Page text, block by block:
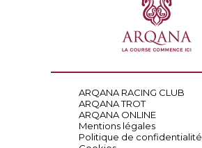
ARQANA RACING CLUB
ARQANA TROT
ARQANA ONLINE
Mentions légales
Politique de confidentialité